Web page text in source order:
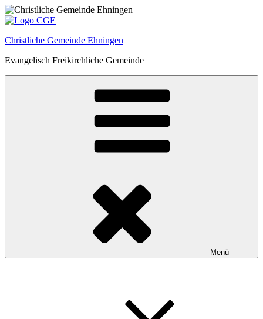
Zum
Inhalt
Christliche Gemeinde Ehningen
Evangelisch Freikirchliche Gemeinde
Menü